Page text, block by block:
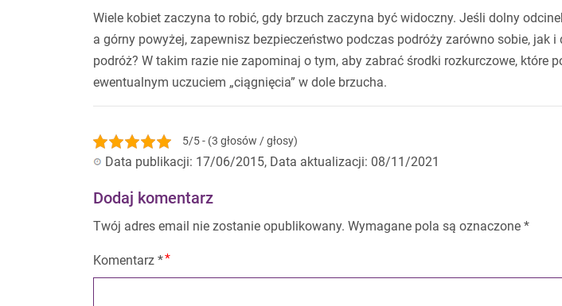
Wiele kobiet zaczyna to robić, gdy brzuch zaczyna być widoczny. Jeśli dolny
a górny powyżej, zapewnisz bezpieczeństwo podczas podróży zarówno sobie, jak i
podróż? W takim razie nie zapominaj o tym, aby zabrać środki rozkurczowe, które
ewentualnym uczuciem „ciągnięcia” w dole brzucha.
5/5 - (3 głosów / głosy)
Data publikacji: 17/06/2015, Data aktualizacji: 08/11/2021
Dodaj komentarz
Twój adres email nie zostanie opublikowany. Wymagane pola są oznaczone *
Komentarz *